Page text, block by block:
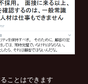
ことはできます